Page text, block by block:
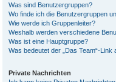
Was sind Benutzergruppen?
Wo finde ich die Benutzergruppen
Wie werde ich Gruppenleiter?
Weshalb werden verschiedene
Was ist eine Hauptgruppe?
Was bedeutet der „Das Team“-Link
Private Nachrichten